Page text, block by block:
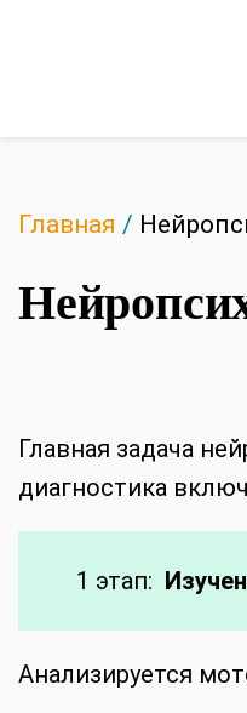
Главная /
Главная задача
диагностика
1 этап:
Анализируется